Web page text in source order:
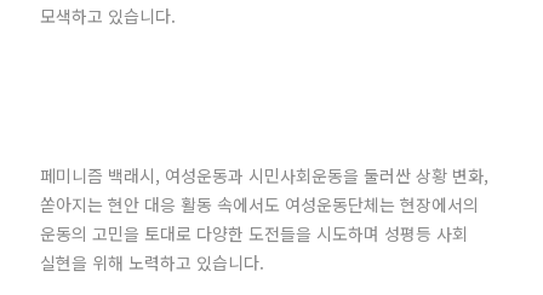
모색하고 있습니다.
페미니즘 백래시, 여성운동과 시민사회운동을 둘러싼 상황 변화,
쏟아지는 현안 대응 활동 속에서도 여성운동단체는 현장에서의
운동의 고민을 토대로 다양한 도전들을 시도하며 성평등 사회
실현을 위해 노력하고 있습니다.